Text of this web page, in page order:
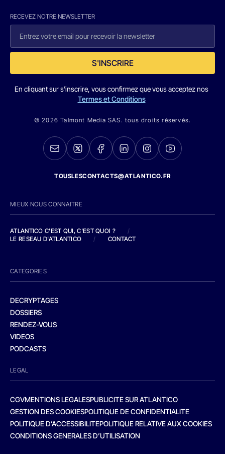
RECEVEZ NOTRE NEWSLETTER
S'INSCRIRE
En cliquant sur s'inscrire, vous confirmez que vous acceptez nos
Termes et Conditions
© 2026 Talmont Media SAS. tous droits réservés.
TOUSLESCONTACTS@ATLANTICO.FR
MIEUX NOUS CONNAITRE
ATLANTICO C'EST QUI, C'EST QUOI ?
/
LE RESEAU D'ATLANTICO
/ CONTACT
CATEGORIES
DECRYPTAGES
DOSSIERS
RENDEZ-VOUS
VIDEOS
PODCASTS
LEGAL
CGVMENTIONS LEGALESPUBLICITE SUR ATLANTICO
GESTION DES COOKIESPOLITIQUE DE CONFIDENTIALITE
POLITIQUE D’ACCESSIBILITEPOLITIQUE RELATIVE AUX COOKIES
CONDITIONS GENERALES D’UTILISATION